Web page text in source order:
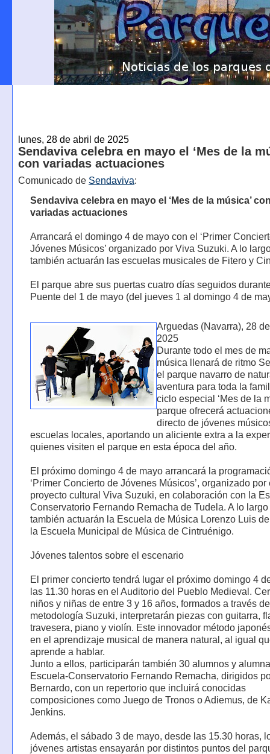
lunes, 28 de abril de 2025
Sendaviva celebra en mayo el ‘Mes de la
con variadas actuaciones
Comunicado de Sendaviva:
Sendaviva celebra en mayo el ‘Mes de la música’
variadas actuaciones
Arrancará el domingo 4 de mayo con el ‘Primer
Jóvenes Músicos’ organizado por Viva Suzuki. A lo
también actuarán las escuelas musicales de Fitero y
El parque abre sus puertas cuatro días seguidos
Puente del 1 de mayo (del jueves 1 al domingo 4 de
Arguedas (Navarra), 28
2025
Durante todo el mes de
música llenará de ritmo
el parque navarro de
aventura para toda la
ciclo especial ‘Mes de la
parque ofrecerá
directo de jóvenes
escuelas locales, aportando un aliciente extra a la
quienes visiten el parque en esta época del año.
El próximo domingo 4 de mayo arrancará la
‘Primer Concierto de Jóvenes Músicos’, organizado por
proyecto cultural Viva Suzuki, en colaboración con la
Conservatorio Fernando Remacha de Tudela. A lo
también actuarán la Escuela de Música Lorenzo Luis
la Escuela Municipal de Música de Cintruénigo.
Jóvenes talentos sobre el escenario
El primer concierto tendrá lugar el próximo domingo 4
las 11.30 horas en el Auditorio del Pueblo Medieval.
niños y niñas de entre 3 y 16 años, formados a través
metodología Suzuki, interpretarán piezas con guitarra,
travesera, piano y violín. Este innovador método
en el aprendizaje musical de manera natural, al igual
aprende a hablar.
Junto a ellos, participarán también 30 alumnos y
Escuela-Conservatorio Fernando Remacha, dirigidos
Bernardo, con un repertorio que incluirá conocidas
composiciones como Juego de Tronos o Adiemus, de
Jenkins.
Además, el sábado 3 de mayo, desde las 15.30 horas,
jóvenes artistas ensayarán por distintos puntos del